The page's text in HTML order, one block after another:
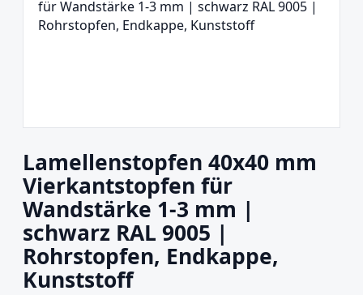
Lamellenstopfen 40x40 mm
Vierkantstopfen für
Wandstärke 1-3 mm |
schwarz RAL 9005 |
Rohrstopfen, Endkappe,
Kunststoff